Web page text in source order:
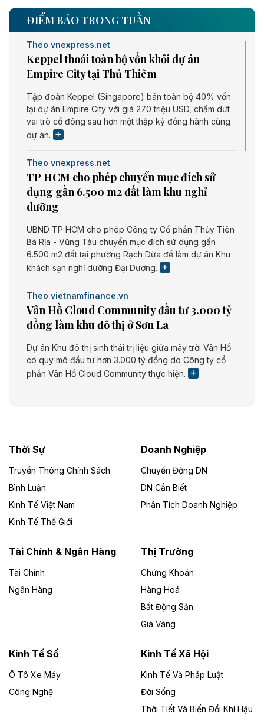
ĐIỂM BÁO TRONG TUẦN
Theo vnexpress.net
Keppel thoái toàn bộ vốn khỏi dự án
Empire City tại Thủ Thiêm
Tập đoàn Keppel (Singapore) bán toàn bộ 40% vốn
tại dự án Empire City với giá 270 triệu USD, chấm dứt
vai trò cổ đông sau hơn một thập kỷ đồng hành cùng
dự án.
Theo vnexpress.net
TP HCM cho phép chuyển mục đích sử
dụng gần 6.500 m2 đất làm khu nghỉ
dưỡng
UBND TP HCM cho phép Công ty Cổ phần Thủy Tiên
Bà Rịa - Vũng Tàu chuyển mục đích sử dụng gần
6.500 m2 đất tại phường Rạch Dừa để làm dự án Khu
khách sạn nghỉ dưỡng Đại Dương.
Theo vietnamfinance.vn
Vân Hồ Cloud Community đầu tư 3.000 tỷ
đồng làm khu đô thị ở Sơn La
Dự án Khu đô thị sinh thái trị liệu giữa mây trời Vân Hồ
có quy mô đầu tư hơn 3.000 tỷ đồng do Công ty cổ
phần Vân Hồ Cloud Community thực hiện.
Dự án Nhà máy xử lý rác và phát điện Bắc Giang do
Công ty TNHH Năng lượng môi trường Bắc Giang làm
Theo vietnamfinance.vn
Đức Long Gia Lai mở rộng ‘hệ sinh thái’
Lai
Bốn doanh nghiệp có sự góp vốn của Công ty Cổ
phần Tập đoàn Đức Long Gia Lai (HoSE: DLG) được
Gia Lai với tổng vốn hơn 4.750 tỷ đồng.
Đồng Nai cho thuê gần 59 ha đất làm khu
công nghiệp ở Long Thành
UBND TP Đồng Nai cho Công ty Amata thuê gần 59 ha
đất để đầu tư khu công nghiệp công nghệ cao Long
Thời Sự
Truyền Thông Chính Sách
Bình Luận
Kinh Tế Việt Nam
Kinh Tế Thế Giới
Doanh Nghiệp
Chuyển Động DN
DN Cần Biết
Phân Tích Doanh Nghiệp
Tài Chính & Ngân Hàng
Tài Chính
Ngân Hàng
Thị Trường
Chứng Khoán
Hàng Hoá
Bất Động Sản
Giá Vàng
Kinh Tế Số
Ô Tô Xe Máy
Công Nghệ
Kinh Tế Xã Hội
Kinh Tế Và Pháp Luật
Đời Sống
Thời Tiết Và Biến Đổi Khí Hậu